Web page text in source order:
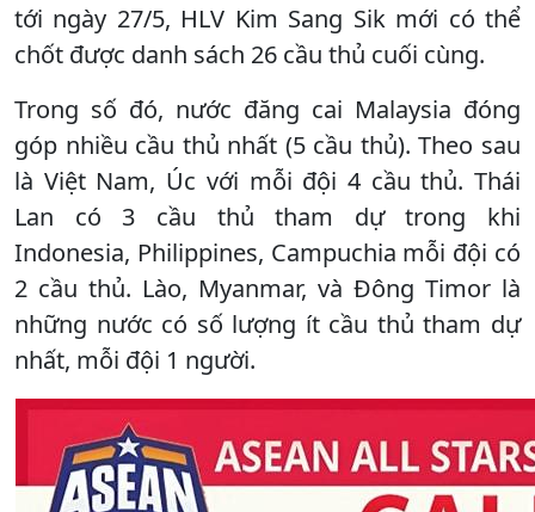
tới ngày 27/5, HLV Kim Sang Sik mới có thể
chốt được danh sách 26 cầu thủ cuối cùng.
Trong số đó, nước đăng cai Malaysia đóng
góp nhiều cầu thủ nhất (5 cầu thủ). Theo sau
là Việt Nam, Úc với mỗi đội 4 cầu thủ. Thái
Lan có 3 cầu thủ tham dự trong khi
Indonesia, Philippines, Campuchia mỗi đội có
2 cầu thủ. Lào, Myanmar, và Đông Timor là
những nước có số lượng ít cầu thủ tham dự
nhất, mỗi đội 1 người.